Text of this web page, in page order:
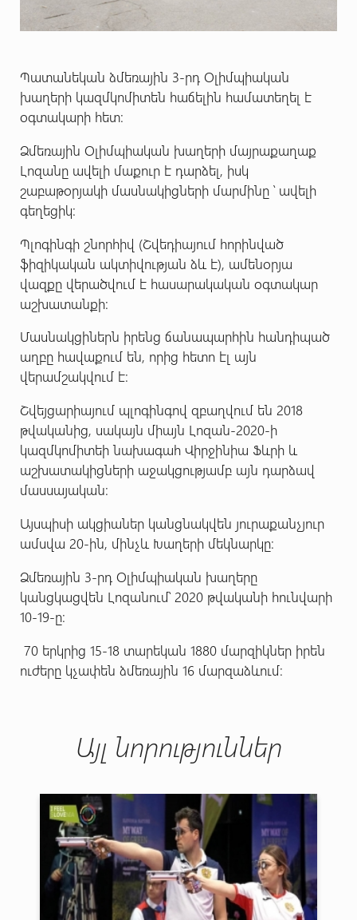
Պատանեկան ձմեռային 3-րդ Օլիմպիական
խաղերի կազմկոմիտեն հաճելին համատեղել է
օգտակարի հետ:
Ձմեռային Օլիմպիական խաղերի մայրաքաղաք
Լոզանը ավելի մաքուր է դարձել, իսկ
շաբաթօրյակի մասնակիցների մարմինը ՝ ավելի
գեղեցիկ:
Պլոգինգի շնորհիվ (Շվեդիայում հորինված
ֆիզիկական ակտիվության ձև է), ամենօրյա
վազքը վերածվում է հասարակական օգտակար
աշխատանքի:
Մասնակցիներն իրենց ճանապարհին հանդիպած
աղբը հավաքում են, որից հետո էլ այն
վերամշակվում է:
Շվեյցարիայում պլոգինգով զբաղվում են 2018
թվականից, սակայն միայն Լոզան-2020-ի
կազմկոմիտեի նախագահ Վիրջինիա Ֆևրի և
աշխատակիցների աջակցությամբ այն դարձավ
մասսայական:
Այսպիսի ակցիաներ կանցնակվեն յուրաքանչյուր
ամսվա 20-ին, մինչև Խաղերի մեկնարկը:
Ձմեռային 3-րդ Օլիմպիական խաղերը
կանցկացվեն Լոզանում՝ 2020 թվականի հունվարի
10-19-ը:
70 երկրից 15-18 տարեկան 1880 մարզիկներ իրեն
ուժերը կչափեն ձմեռային 16 մարզաձևում:
Այլ նորություններ